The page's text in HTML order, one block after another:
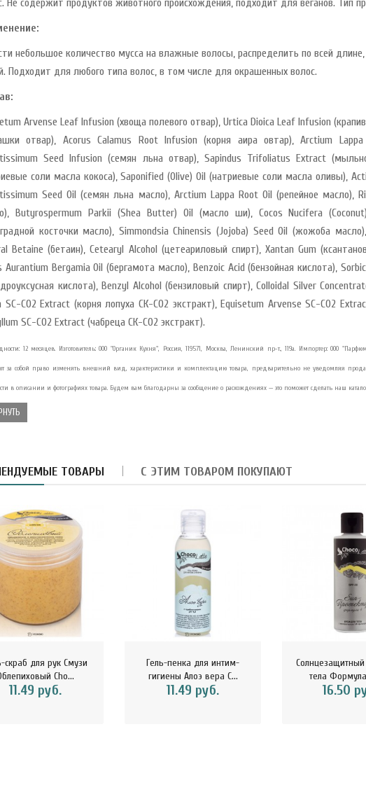
Мармелад-суфле с
яблоком и вишней в
горьком шокола..
8.40 руб.
Зубная паста Укрепление
эмали Magic Alatai 75 мл
10.41 руб.
DE R..
32.29 руб.
Мини-хлебцы с лимоном
и имбирём Ешь здорово
75 г 1..
4.42 руб.
Не содержит продуктов животного происхождения, подходит для веганов. Тип
небольшое количество мусса на влажные волосы, распределить по всей
Подходит для любого типа волос, в том числе для окрашенных волос.
Arvense Leaf Infusion (хвоща полевого отвар), Urtica Dioica Leaf Infusion
отвар), Acorus Calamus Root Infusion (корня аира овтар), Arctium
Seed Infusion (семян льна отвар), Sapindus Trifoliatus Extract
соли масла кокоса), Saponified (Olive) Oil (натриевые соли масла оливы),
Seed Oil (семян льна масло), Arctium Lappa Root Oil (репейное масло),
Butyrospermum Parkii (Shea Butter) Oil (масло ши), Cocos Nucifera
косточки масло), Simmondsia Chinensis (Jojoba) Seed Oil (жожоба
Betaine (бетаин), Cetearyl Alcohol (цетеариловый спирт), Xantan Gum
Aurantium Bergamia Oil (бергамота масло), Benzoic Acid (бензойная кислота),
кислота), Benzyl Alcohol (бензиловый спирт), Colloidal Silver
SC-CO2 Extract (корня лопуха СК-СО2 экстракт), Equisetum Arvense SC-CO2
SC-CO2 Extract (чабреца СК-СО2 экстракт).
12 месяцев. Изготовитель: ООО "Органик Кухня", Россия, 119571, Москва, Ленинский пр-т., 119а. Импортер: ООО
за собой право изменять внешний вид, характеристики и комплектацию товара, предварительно не уведомляя
в описании и фотографиях товара. Будем вам благодарны за сообщение о расхождениях — это поможет сделать наш
ТОВАРЫ С ЭТИМ ТОВАРОМ ПОКУПАЮТ
скраб для рук Смузи
Cho...
11.49 руб.
Гель-пенка для интим-
гигиены Алоэ вера C...
11.49 руб.
тела
16.50